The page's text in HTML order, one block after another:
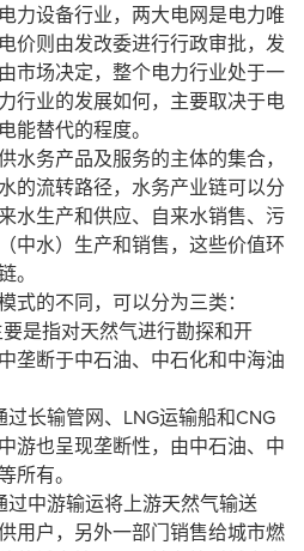
力设备行业，两大电网是电力唯
价则由发改委进行行政审批，发
市场决定，整个电力行业处于一
行业的发展如何，主要取决于电
能替代的程度。
水务产品及服务的主体的集合，
的流转路径，水务产业链可以分
水生产和供应、自来水销售、污
中水）生产和销售，这些价值环
。
式的不同，可以分为三类：
要是指对天然气进行勘探和开
垄断于中石油、中石化和中海油
过长输管网、LNG运输船和CNG
游也呈现垄断性，由中石油、中
所有。
过中游输运将上游天然气输送
用户，另外一部门销售给城市燃